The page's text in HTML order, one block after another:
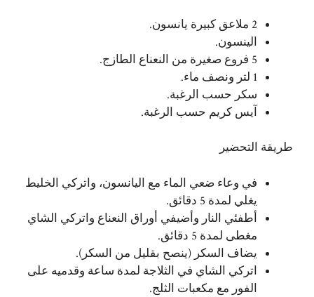
2 ملاعق كبيرة يانسون.
الينسون.
5 فروع صغيرة من النعناع الطازج.
1 لتر ونصف ماء.
سكر حسب الرغبة.
آيس كريم حسب الرغبة.
طريقة التحضير
في وعاء ضعي الماء مع اليانسون، واتركي الخليط
يغلي لمدة 5 دقائق.
أطفئي النار وأضيفي أوراق النعناع واتركي الشاي
مغطى لمدة 5 دقائق.
يضاف السكر (ينصح بقليل من السكر).
اتركي الشاي في الثلاجة لمدة ساعة وقدميه على
الفور مع مكعبات الثلج.